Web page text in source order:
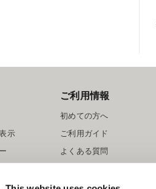
示
ご利用情報
初めての方へ
ご利用ガイド
よくある質問
提携サイト募集